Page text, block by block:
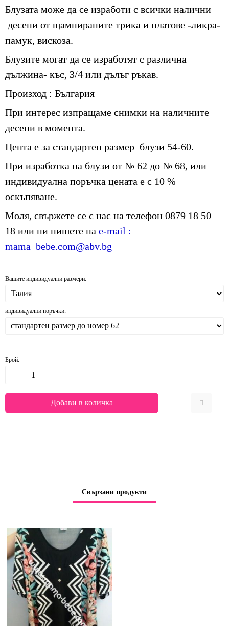
Блузата може да се изработи с всички налични
десени от щампираните трика и платове -ликра-
памук, вискоза.
Блузите могат да се изработят с различна
дължина- къс, 3/4 или дълъг ръкав.
Произход : България
При интерес изпращаме снимки на наличните
десени в момента.
Цента е за стандартен размер блузи 54-60.
При изработка на блузи от № 62 до № 68, или
индивидуална поръчка цената е с 10 %
оскъпяване.
Моля, свържете се с нас на телефон 0879 18 50
18 или ни пишете на е-mail :
mama_bebe.com@abv.bg
Вашите индивидуални размери:
индивидуални поръчки:
Брой:
Свързани продукти